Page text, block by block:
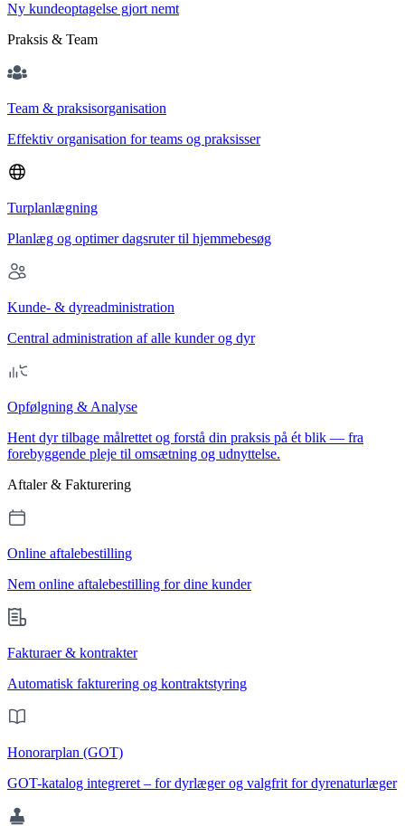
Ny kundeoptagelse gjort nemt
Praksis & Team
Team & praksisorganisation
Effektiv organisation for teams og praksisser
Turplanlægning
Planlæg og optimer dagsruter til hjemmebesøg
Kunde- & dyreadministration
Central administration af alle kunder og dyr
Opfølgning & Analyse
Hent dyr tilbage målrettet og forstå din praksis på ét blik — fra
forebyggende pleje til omsætning og udnyttelse.
Aftaler & Fakturering
Online aftalebestilling
Nem online aftalebestilling for dine kunder
Fakturaer & kontrakter
Automatisk fakturering og kontraktstyring
Honorarplan (GOT)
GOT-katalog integreret – for dyrlæger og valgfrit for dyrenaturlæger